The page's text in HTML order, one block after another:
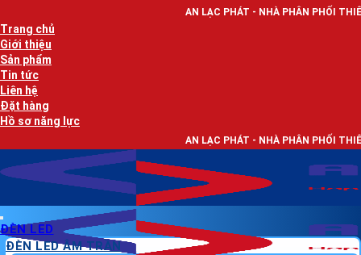
qua
nội
dung
AN LẠC PHÁT - NHÀ PHÂN PHỐI THIẾT BỊ ĐIỆN, DÂY
Trang chủ
Giới thiệu
Sản phẩm
Tin tức
Liên hệ
Đặt hàng
Hồ sơ năng lực
AN LẠC PHÁT - NHÀ PHÂN PHỐI THIẾT BỊ ĐIỆN, DÂY
ĐÈN LED
ĐÈN LED ÂM TRẦN